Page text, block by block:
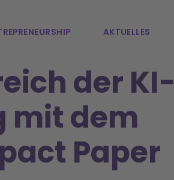
AKTUELLES
der KI-
mit dem
Paper